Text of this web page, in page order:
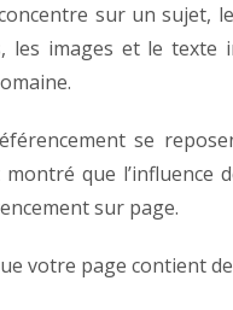
sur un sujet,
les images et le texte
se
que l’influence
sur page.
votre page contient